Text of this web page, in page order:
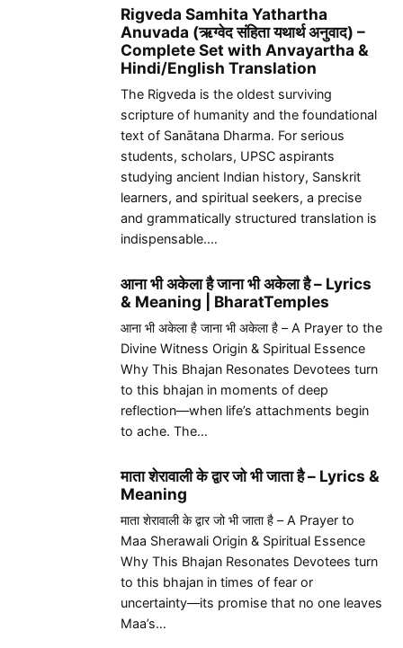
Rigveda Samhita Yathartha
Anuvada (ऋग्वेद संहिता यथार्थ अनुवाद) –
Complete Set with Anvayartha &
Hindi/English Translation
The Rigveda is the oldest surviving
scripture of humanity and the foundational
text of Sanātana Dharma. For serious
students, scholars, UPSC aspirants
studying ancient Indian history, Sanskrit
learners, and spiritual seekers, a precise
and grammatically structured translation is
indispensable.…
आना भी अकेला है जाना भी अकेला है – Lyrics
& Meaning | BharatTemples
आना भी अकेला है जाना भी अकेला है – A Prayer to the
Divine Witness Origin & Spiritual Essence
Why This Bhajan Resonates Devotees turn
to this bhajan in moments of deep
reflection—when life’s attachments begin
to ache. The…
माता शेरावाली के द्वार जो भी जाता है – Lyrics &
Meaning
माता शेरावाली के द्वार जो भी जाता है – A Prayer to
Maa Sherawali Origin & Spiritual Essence
Why This Bhajan Resonates Devotees turn
to this bhajan in times of fear or
uncertainty—its promise that no one leaves
Maa’s…